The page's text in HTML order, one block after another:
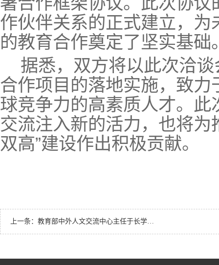
作伙伴关系的正式建立，
的教育合作奠定了坚实基础
据悉，双方将以此次洽
合作项目的落地实施，致
球竞争力的高素质人才。
交流注入新的活力，也将为
双高”建设作出积极贡献。
上一条： 教育部中外人文交流中心主任于长学一行来校调研